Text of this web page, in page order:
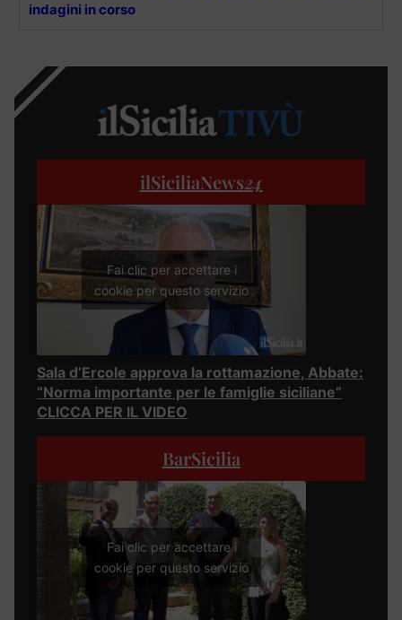
indagini in corso
ilSiciliaNews24
Fai clic per accettare i
cookie per questo servizio
Sala d’Ercole approva la rottamazione, Abbate:
“Norma importante per le famiglie siciliane”
CLICCA PER IL VIDEO
BarSicilia
Fai clic per accettare i
cookie per questo servizio